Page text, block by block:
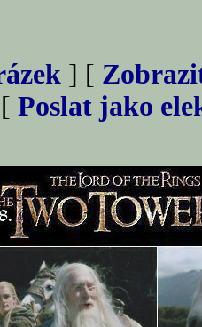
] [
[ Poslat jako